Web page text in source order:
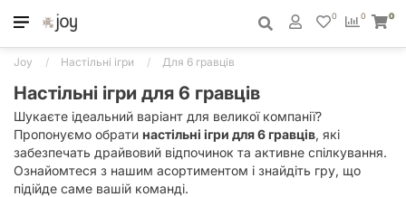
0
0 0
Joy Настільні ігри Для 6 гравців
Настільні ігри для 6 гравців
Шукаєте ідеальний варіант для великої компанії?
Пропонуємо обрати настільні ігри для 6 гравців, які
забезпечать драйвовий відпочинок та активне спілкування.
Ознайомтеся з нашим асортиментом і знайдіть гру, що
підійде саме вашій команді.